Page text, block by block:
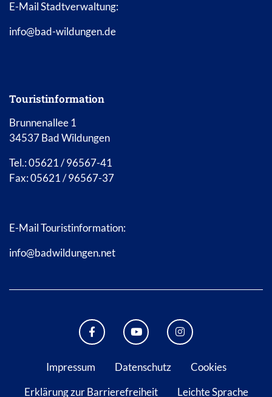
E-Mail Stadtverwaltung:
info@bad-wildungen.de
Touristinformation
Brunnenallee 1
34537 Bad Wildungen
Tel.: 05621 / 96567-41
Fax: 05621 / 96567-37
E-Mail Touristinformation:
info@badwildungen.net
FACEBOOK BAD WILDUNGEN
YOUTUBE KANAL STADT
INSTAGRAM
Impressum Datenschutz
Cookies
Erklärung zur Barrierefreiheit
Leichte Sprache